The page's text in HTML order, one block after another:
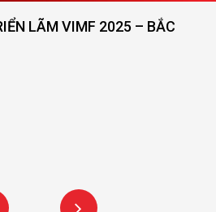
LÃM VIMF 2025 – BẮC